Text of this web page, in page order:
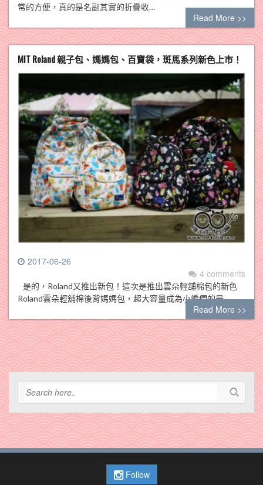
常的方便，真的是名副其實的折疊收…
Read More >>
MIT Roland 親子包、媽媽包、百寶袋，斑馬系列新色上市！
2017-06-26
4 comments
是的，Roland又推出新包！這次是推出雲朵輕舖棉包的新色
Roland雲朵輕舖棉後背媽媽包，超大容量成為小編們的最…
Read More >>
Follow